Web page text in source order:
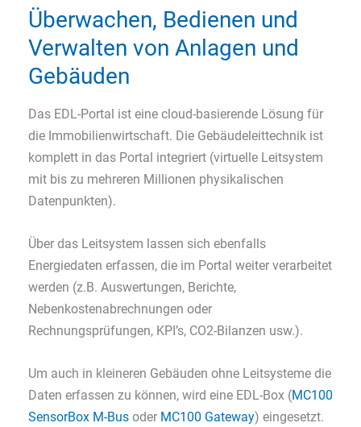
Überwachen, Bedienen und
Verwalten von Anlagen und
Gebäuden
Das EDL-Portal ist eine cloud-basierende Lösung für
die Immobilienwirtschaft. Die Gebäudeleittechnik ist
komplett in das Portal integriert (virtuelle Leitsystem
mit bis zu mehreren Millionen physikalischen
Datenpunkten).
Über das Leitsystem lassen sich ebenfalls
Energiedaten erfassen, die im Portal weiter verarbeitet
werden (z.B. Auswertungen, Berichte,
Nebenkostenabrechnungen oder
Rechnungsprüfungen, KPI’s, CO2-Bilanzen usw.).
Um auch in kleineren Gebäuden ohne Leitsysteme die
Daten erfassen zu können, wird eine EDL-Box (MC100
SensorBox M-Bus oder MC100 Gateway) eingesetzt.